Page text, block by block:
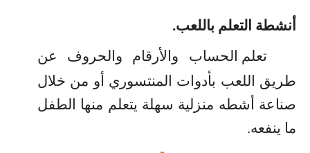
أنشطة التعلم باللعب.
تعلم الحساب والأرقام والحروف عن
طريق اللعب بأدوات المنتسوري أو من خلال
صناعة أشطه منزلية سهلة يتعلم منها الطفل
ما ينفعه.